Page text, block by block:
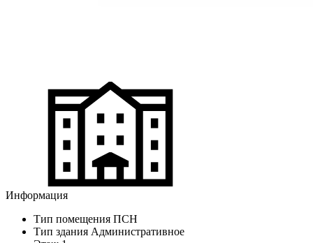
Информация
Тип помещения ПСН
Тип здания Административное